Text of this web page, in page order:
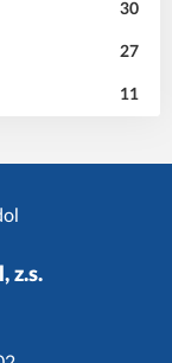
30
27
11
z.s.